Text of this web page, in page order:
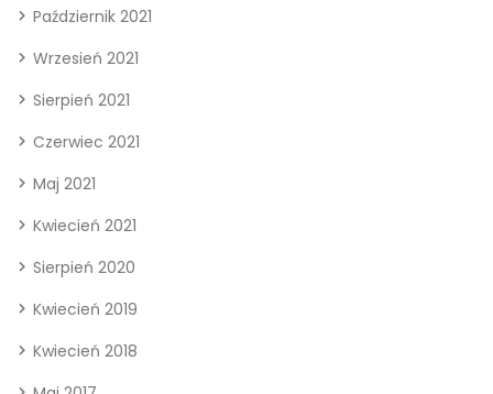
Październik 2021
Wrzesień 2021
Sierpień 2021
Czerwiec 2021
Maj 2021
Kwiecień 2021
Sierpień 2020
Kwiecień 2019
Kwiecień 2018